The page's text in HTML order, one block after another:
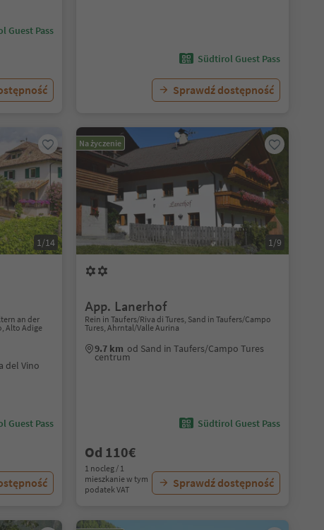
Guest Pass
Südtirol Guest Pass
Sprawdź dostępność
1/14
an der
Alto Adige
del Vino
Guest Pass
Na życzenie
1/9
App. Lanerhof
Rein in Taufers/Riva di Tures, Sand in Taufers/Campo
Tures, Ahrntal/Valle Aurina
9.7 km od Sand in Taufers/Campo Tures
centrum
Südtirol Guest Pass
Od 110€
1 nocleg / 1
mieszkanie w tym
podatek VAT
Sprawdź dostępność